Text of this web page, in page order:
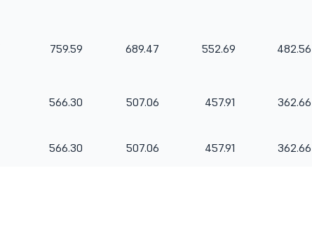
759.59 689.47 552.69 482.56
566.30 507.06 457.91 362.66
566.30 507.06 457.91 362.66